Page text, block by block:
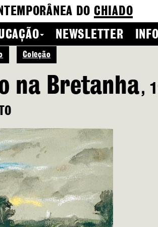
DO CHIADO
NEWSLETTER
Coleção
na Bretanha,